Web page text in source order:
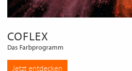
COFLEX
Das Farbprogramm
Jetzt entdecken